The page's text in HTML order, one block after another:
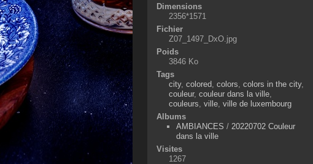
Dimensions
2356*1571
Fichier
Z07_1497_DxO.jpg
Poids
3846 Ko
Tags
city, colored, colors colors in the city,
couleur, couleur dans la ville,
couleurs ville, ville de luxembourg
Albums
AMBIANCES / 20220702 Couleur
dans la ville
Visites
1267